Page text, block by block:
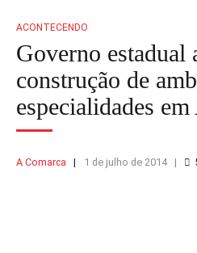
ACONTECENDO
Governo estadual
construção de
especialidades
A Comarca 1 de julho de 2014